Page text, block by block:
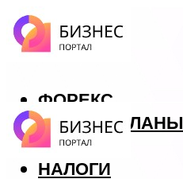
ФОРЕКС
БИЗНЕС ПЛАНЫ
КРЕДИТЫ
НАЛОГИ